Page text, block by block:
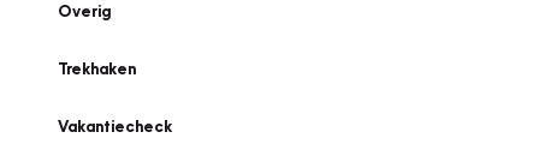
Overig
Trekhaken
Vakantiecheck